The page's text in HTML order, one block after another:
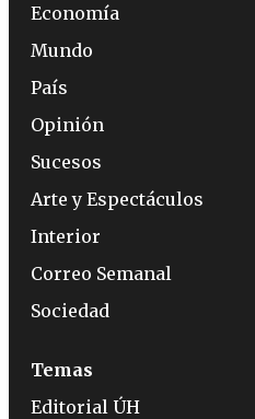
Economía
Mundo
País
Opinión
Sucesos
Arte y Espectáculos
Interior
Correo Semanal
Sociedad
Temas
Editorial ÚH